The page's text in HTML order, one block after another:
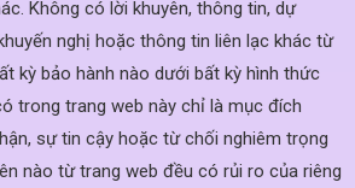
Không có lời khuyên, thông tin, dự
nghị hoặc thông tin liên lạc khác từ
kỳ bảo hành nào dưới bất kỳ hình thức
trong trang web này chỉ là mục đích
sự tin cậy hoặc từ chối nghiêm trọng
nào từ trang web đều có rủi ro của riêng